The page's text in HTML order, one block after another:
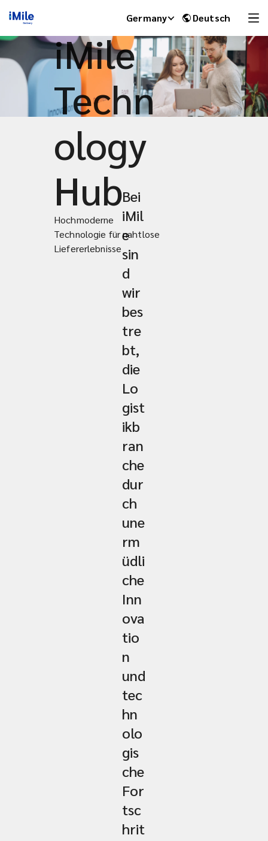
Germany Deutsch
iMile
Techn
ology
Hub
Hochmoderne
Technologie für nahtlose
Liefererlebnisse
Bei
iMil
e
sin
d
wir
bes
tre
bt,
die
Lo
gist
ikb
ran
che
dur
ch
une
rm
üdli
che
Inn
ova
tio
n
und
tec
hn
olo
gis
che
For
tsc
hrit